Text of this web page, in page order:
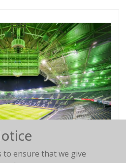
to ensure that we give